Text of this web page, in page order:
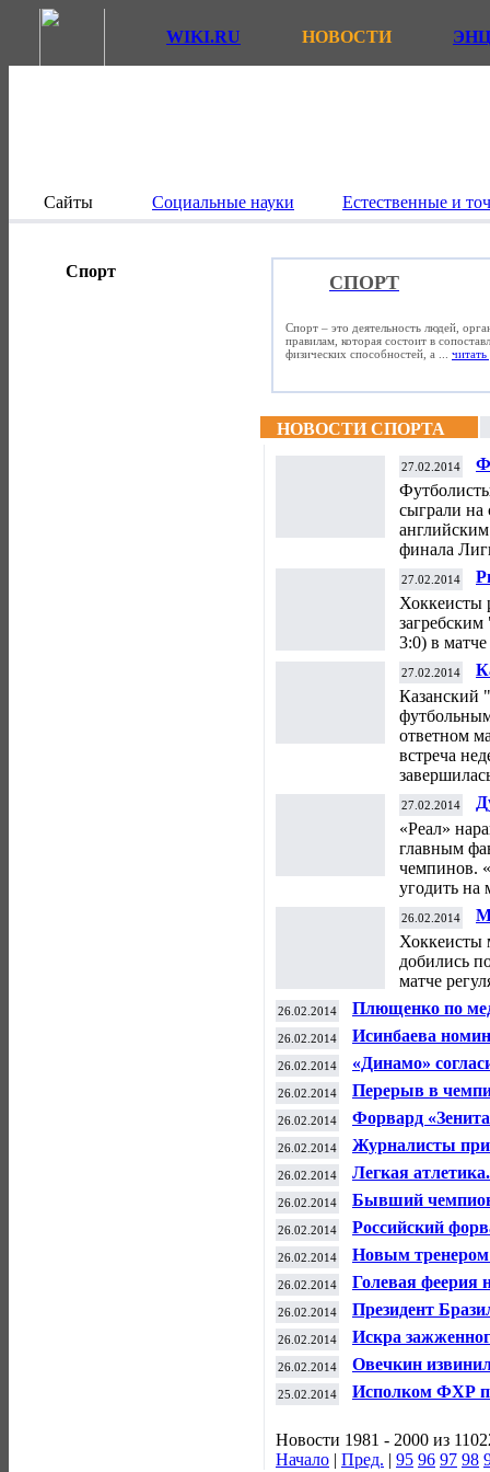
WIKI.RU НОВОСТИ
Сайты Социальные науки Естественные и
Спорт
СПОРТ
Спорт – это деятельность людей,
правилам, которая состоит в
физических способностей, а ... читать
НОВОСТИ СПОРТА
27.02.2014
сыграли на
финала
27.02.2014
Хоккеисты
3:0) в
27.02.2014
Казанский
ответном
встреча
27.02.2014
«Реал»
главным
чемпинов.
угодить на
26.02.2014
Хоккеисты
добились
матче
26.02.2014
Плющенко по
выступать на
26.02.2014 Исинбаева
26.02.2014
«Динамо»
России по хоккею
26.02.2014
Перерыв в
конца марта
26.02.2014 Форвард
26.02.2014
Журналисты
лучшими
26.02.2014 Легкая
26.02.2014
Бывший
похищения
26.02.2014
Российский
сезоне
26.02.2014
Новым тренером
Александра
26.02.2014
Голевая феерия
"Боруссии"
26.02.2014
Президент
для секс-туризма
26.02.2014
Искра
огня
26.02.2014
Овечкин
России на ОИ в
25.02.2014
Исполком ФХР
Новости 1981 - 2000 из
Начало | Пред. | 95 96 97 98